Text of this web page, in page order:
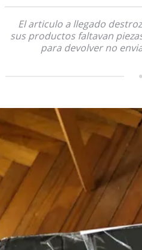
El articulo a llegado
sus productos faltavan
para devolver no